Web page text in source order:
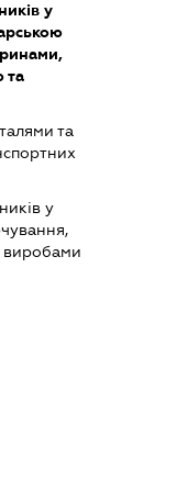
у
та
та
у
виробами